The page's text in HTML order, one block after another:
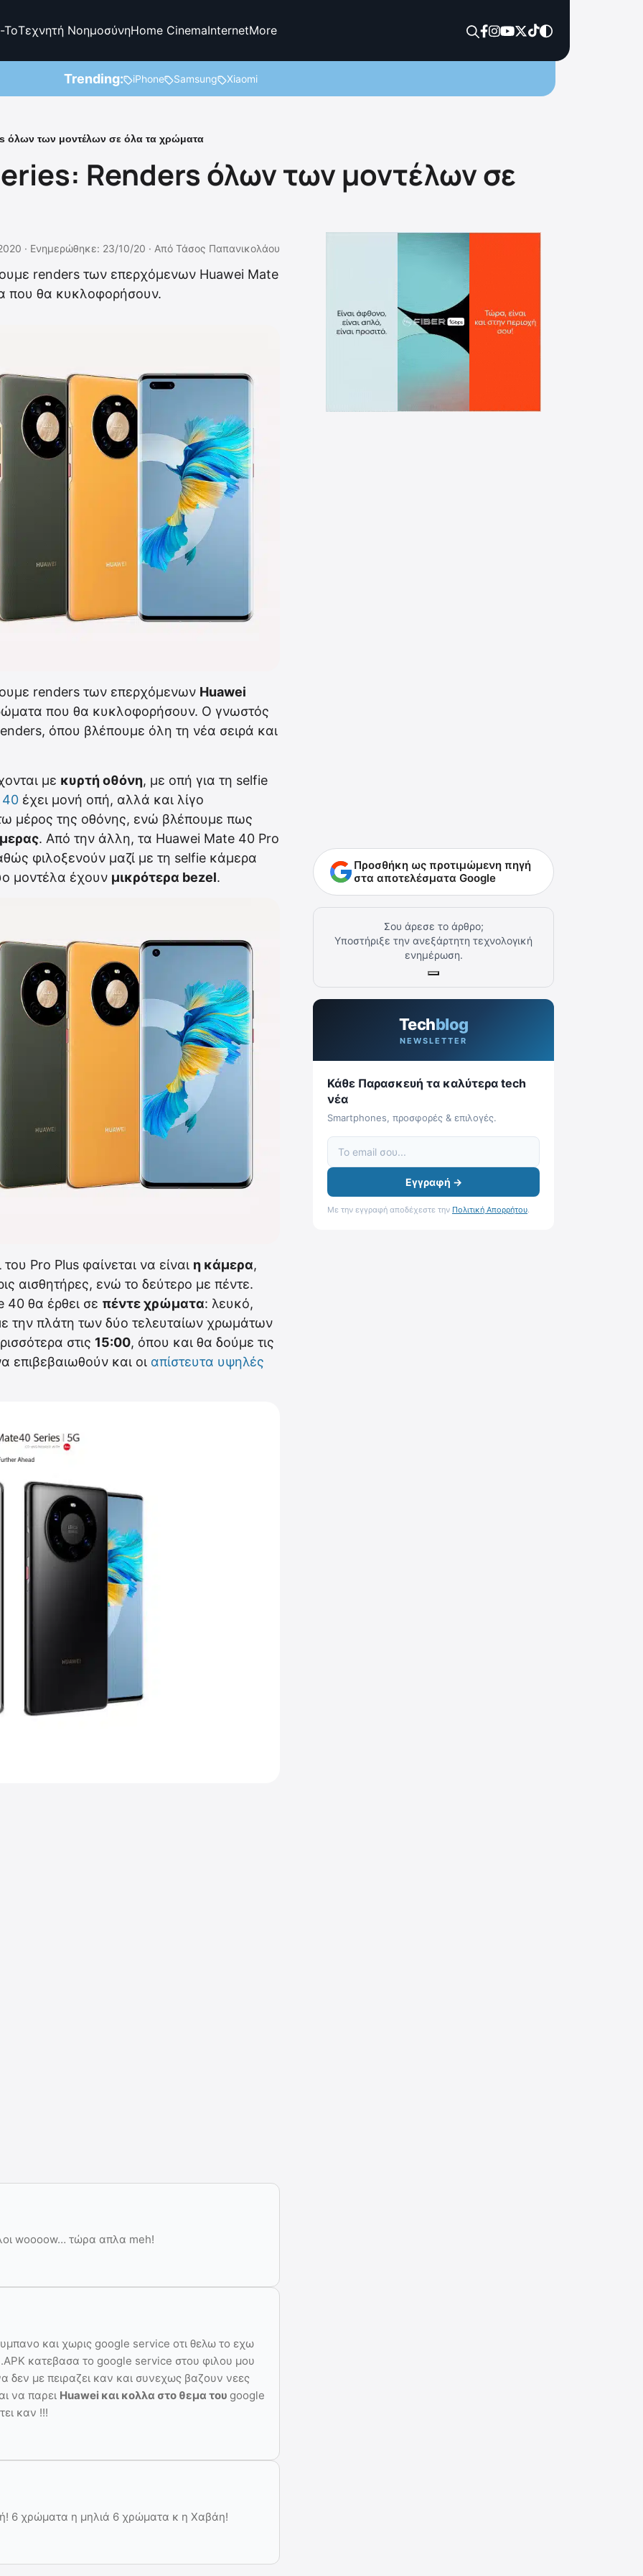
ToΤεχνητή ΝοημοσύνηHome CinemaInternetMore
Trending: iPhone Samsung Xiaomi
όλων των μοντέλων σε όλα τα χρώματα
Renders όλων των μοντέλων σε
· Ενημερώθηκε: 23/10/20 · Από Τάσος Παπανικολάου
renders των επερχόμενων Huawei Mate
που θα κυκλοφορήσουν.
renders των επερχόμενων Huawei
που θα κυκλοφορήσουν. Ο γνωστός
όπου βλέπουμε όλη τη νέα σειρά και
με κυρτή οθόνη, με οπή για τη selfie
40 έχει μονή οπή, αλλά και λίγο
μέρος της οθόνης, ενώ βλέπουμε πως
. Από την άλλη, τα Huawei Mate 40 Pro
φιλοξενούν μαζί με τη selfie κάμερα
μοντέλα έχουν μικρότερα bezel.
Pro Plus φαίνεται να είναι η κάμερα,
αισθητήρες, ενώ το δεύτερο με πέντε.
θα έρθει σε πέντε χρώματα: λευκό,
την πλάτη των δύο τελευταίων χρωμάτων
στις 15:00, όπου και θα δούμε τις
επιβεβαιωθούν και οι απίστευτα υψηλές
woooow… τώρα απλα meh!
και χωρις google service οτι θελω το εχω
κατεβασα το google service στου φιλου μου
δεν με πειραζει καν και συνεχως βαζουν νεες
να παρει Huawei και κολλα στο θεμα του google
καν !!!
6 χρώματα η μηλιά 6 χρώματα κ η Χαβάη!
Προσθήκη ως προτιμώμενη πηγή
στα αποτελέσματα Google
Σου άρεσε το άρθρο;
Υποστήριξε την ανεξάρτητη τεχνολογική
ενημέρωση.
Techblog
NEWSLETTER
Κάθε Παρασκευή τα καλύτερα tech
νέα
Smartphones, προσφορές & επιλογές.
Εγγραφή →
Με την εγγραφή αποδέχεστε την Πολιτική Απορρήτου.